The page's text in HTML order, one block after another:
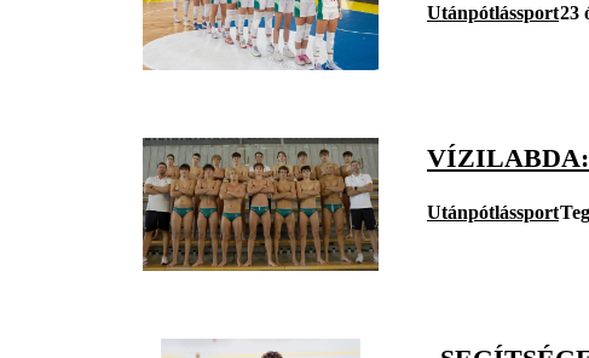
Utánpótlássport23
VÍZILABDA:
Utánpótlássport